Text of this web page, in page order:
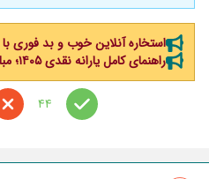
استخاره آنلاین خوب و بد فوری
راهنمای کامل یارانه نقدی ۱۴۰۵؛ مبلغ، زمان واریز، دهک‌بندی
44